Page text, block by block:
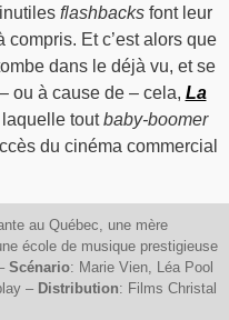
flashbacksfont leur
Et c’est alors que
dans le déjà vu, et se
ou à cause de – cela, La
toutbaby-boomer
du cinéma commercial
au Québec, une mère
école de musique prestigieuse
Scénario: Marie Vien, Léa Pool
– Distribution: Films Christal